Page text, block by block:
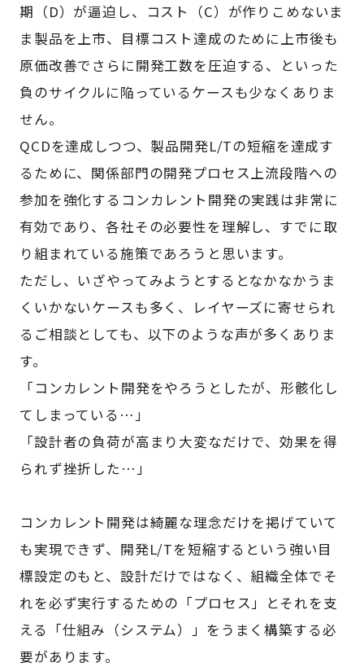
期（D）が逼迫し、コスト（C）が作りこめないま
ま製品を上市、目標コスト達成のために上市後も
原価改善でさらに開発工数を圧迫する、といった
負のサイクルに陥っているケースも少なくありま
せん。
QCDを達成しつつ、製品開発L/Tの短縮を達成す
るために、関係部門の開発プロセス上流段階への
参加を強化するコンカレント開発の実践は非常に
有効であり、各社その必要性を理解し、すでに取
り組まれている施策であろうと思います。
ただし、いざやってみようとするとなかなかうま
くいかないケースも多く、レイヤーズに寄せられ
るご相談としても、以下のような声が多くありま
す。
「コンカレント開発をやろうとしたが、形骸化し
てしまっている…」
「設計者の負荷が高まり大変なだけで、効果を得
られず挫折した…」
コンカレント開発は綺麗な理念だけを掲げていて
も実現できず、開発L/Tを短縮するという強い目
標設定のもと、設計だけではなく、組織全体でそ
れを必ず実行するための「プロセス」とそれを支
える「仕組み（システム）」をうまく構築する必
要があります。